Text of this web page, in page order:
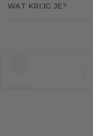
WAT KRIJG JE?